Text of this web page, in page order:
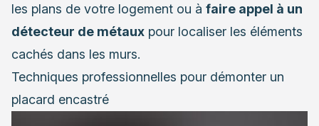
les plans de votre logement ou à faire appel à un
détecteur de métaux pour localiser les éléments
cachés dans les murs.
Techniques professionnelles pour démonter un
placard encastré